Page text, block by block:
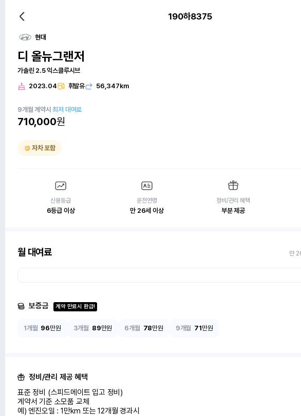
190하8375
현대
디 올뉴그랜저
가솔린 2.5 익스클루시브
2023.04 휘발유 56,347km
9개월 계약시최저 대여료
710,000원
자차 포함
신용등급
6등급 이상
운전연령
만 26세 이상
정비/관리 혜택
부분 제공
월 대여료 만
보증금 계약 만료시 환급!
1개월 96만원 3개월 89만원 6개월 78만원 9개월 71만원
정비/관리 제공 혜택
표준 정비 (스피드메이트 입고 정비)
계약서 기준 소모품 교체
예) 엔진오일 : 1만km 또는 12개월 경과시